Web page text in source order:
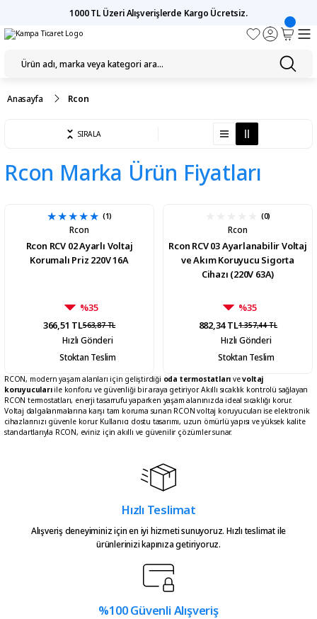
1000 TL Üzeri Alışverişlerde Kargo Ücretsiz.
Anasayfa Rcon
SIRALA
Rcon Marka Ürün Fiyatları
(1)
Rcon
Rcon RCV 02 Ayarlı Voltaj
Korumalı Priz 220V 16A
%35
366,51 TL563,87 TL
Hızlı Gönderi
Stoktan Teslim
(0)
Rcon
Rcon RCV 03 Ayarlanabilir Voltaj
ve Akım Koruyucu Sigorta
Cihazı (220V 63A)
%35
882,34 TL1.357,44 TL
Hızlı Gönderi
Stoktan Teslim
RCON, modern yaşam alanları için geliştirdiği oda termostatları vevoltaj
koruyucularıile konforu ve güvenliği bir araya getiriyor. Akıllı sıcaklık kontrolü sağlayan
RCON termostatları, enerji tasarrufu yaparken yaşam alanınızda ideal sıcaklığı korur.
Voltaj dalgalanmalarına karşı tam koruma sunan RCON voltaj koruyucuları ise elektronik
cihazlarınızı güvenle korur. Kullanıcı dostu tasarımı, uzun ömürlü yapısı ve yüksek kalite
standartlarıyla RCON, eviniz için akıllı ve güvenilir çözümler sunar.
Hızlı Teslimat
Alışveriş deneyiminiz için en iyi hizmeti sunuyoruz. Hızlı teslimat ile
ürünlerinizi kapınıza getiriyoruz.
%100 Güvenli Alışveriş